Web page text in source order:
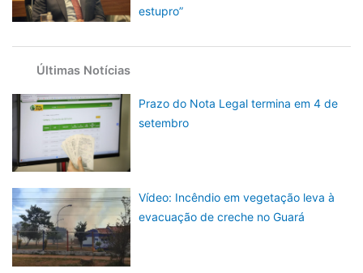
estupro”
Últimas Notícias
Prazo do Nota Legal termina em 4 de
setembro
Vídeo: Incêndio em vegetação leva à
evacuação de creche no Guará